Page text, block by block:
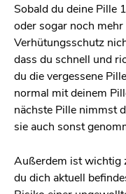
Sobald du deine Pille
oder sogar noch
Verhütungsschutz
dass du schnell und
du die vergessene
normal mit deinem
nächste Pille nimmst
sie auch sonst
Außerdem ist wichtig
du dich aktuell